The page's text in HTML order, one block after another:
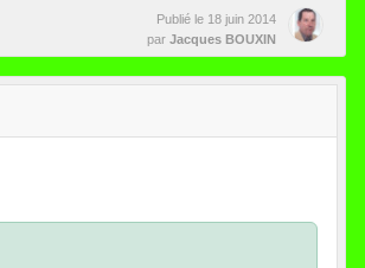
Publié le 18 juin 2014
par Jacques BOUXIN